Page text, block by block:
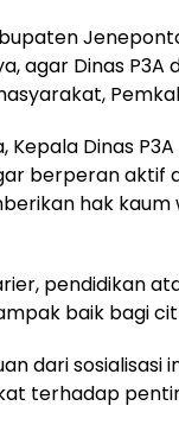
agar Dinas
Kepala Dinas
berperan
hak
pendidikan
baik bagi
dari
terhadap